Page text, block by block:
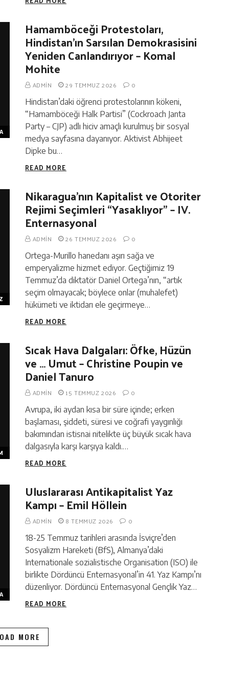
Hamamböceği Protestoları,
Hindistan’ın Sarsılan Demokrasisini
Yeniden Canlandırıyor – Komal
Mohite
ADMIN 29 TEMMUZ 2026 0
Hindistan’daki öğrenci protestolarının kökeni,
“Hamamböceği Halk Partisi” (Cockroach Janta
Party – CJP) adlı hiciv amaçlı kurulmuş bir sosyal
medya sayfasına dayanıyor. Aktivist Abhijeet
Dipke bu…
READ MORE
Nikaragua’nın Kapitalist ve Otoriter
Rejimi Seçimleri “Yasaklıyor” – IV.
Enternasyonal
ADMIN 26 TEMMUZ 2026 0
Ortega-Murillo hanedanı aşırı sağa ve
emperyalizme hizmet ediyor. Geçtiğimiz 19
Temmuz’da diktatör Daniel Ortega’nın, “artık
seçim olmayacak; böylece onlar (muhalefet)
hükümeti ve iktidarı ele geçirmeye…
READ MORE
Sıcak Hava Dalgaları: Öfke, Hüzün
ve … Umut – Christine Poupin ve
Daniel Tanuro
ADMIN 15 TEMMUZ 2026 0
Avrupa, iki aydan kısa bir süre içinde; erken
başlaması, şiddeti, süresi ve coğrafi yaygınlığı
bakımından istisnai nitelikte üç büyük sıcak hava
dalgasıyla karşı karşıya kaldı.…
READ MORE
Uluslararası Antikapitalist Yaz
Kampı – Emil Höllein
ADMIN 8 TEMMUZ 2026 0
18-25 Temmuz tarihleri arasında İsviçre’den
Sosyalizm Hareketi (BfS), Almanya’daki
Internationale sozialistische Organisation (ISO) ile
birlikte Dördüncü Enternasyonal’in 41. Yaz Kampı’nı
düzenliyor. Dördüncü Enternasyonal Gençlik Yaz…
READ MORE
MORE